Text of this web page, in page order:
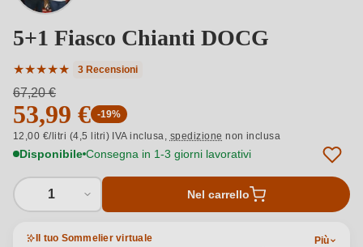
5+1 Fiasco Chianti DOCG
★★★★★
Valutazione media di 5 su 5 stelle
3 Recensioni
67,20 €
53,99 € -19%
12,00 €/litri (4,5 litri) IVA inclusa, spedizione non inclusa
Disponibile Consegna in 1-3 giorni lavorativi
1 Nel carrello
Il tuo Sommelier virtuale Più